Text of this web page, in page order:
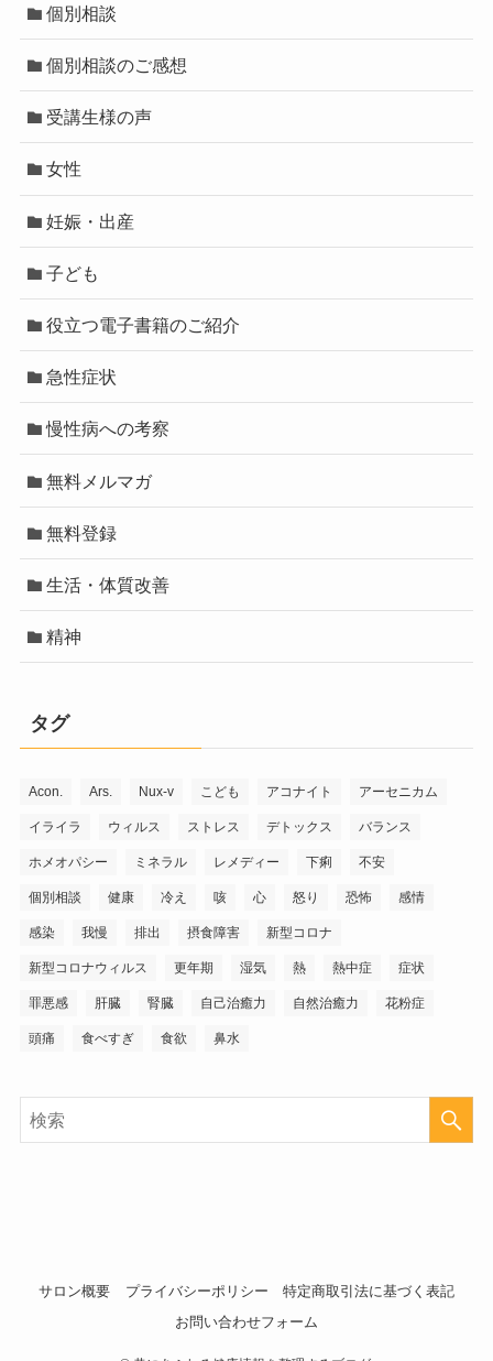
個別相談
個別相談のご感想
受講生様の声
女性
妊娠・出産
子ども
役立つ電子書籍のご紹介
急性症状
慢性病への考察
無料メルマガ
無料登録
生活・体質改善
精神
タグ
Acon. Ars. Nux-v こども アコナイト アーセニカム
イライラ ウィルス ストレス デトックス バランス
ホメオパシー ミネラル レメディー 下痢 不安
個別相談 健康 冷え 咳 心 怒り 恐怖 感情
感染 我慢 排出 摂食障害 新型コロナ
新型コロナウィルス 更年期 湿気 熱 熱中症 症状
罪悪感 肝臓 腎臓 自己治癒力 自然治癒力 花粉症
頭痛 食べすぎ 食欲 鼻水
サロン概要 プライバシーポリシー
特定商取引法に基づく表記
お問い合わせフォーム